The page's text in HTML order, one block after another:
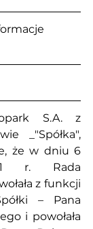
S.A. z
_"Spółka",
że w dniu 6
r. Rada
z funkcji
– Pana
i powołała